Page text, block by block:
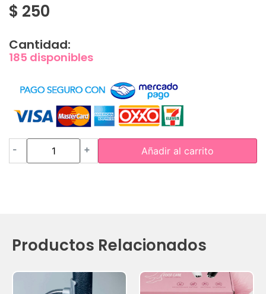
$ 250
Cantidad:
185 disponibles
- + Añadir al carrito
Productos Relacionados